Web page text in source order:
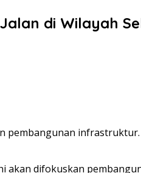
di Wilayah
difokuskan